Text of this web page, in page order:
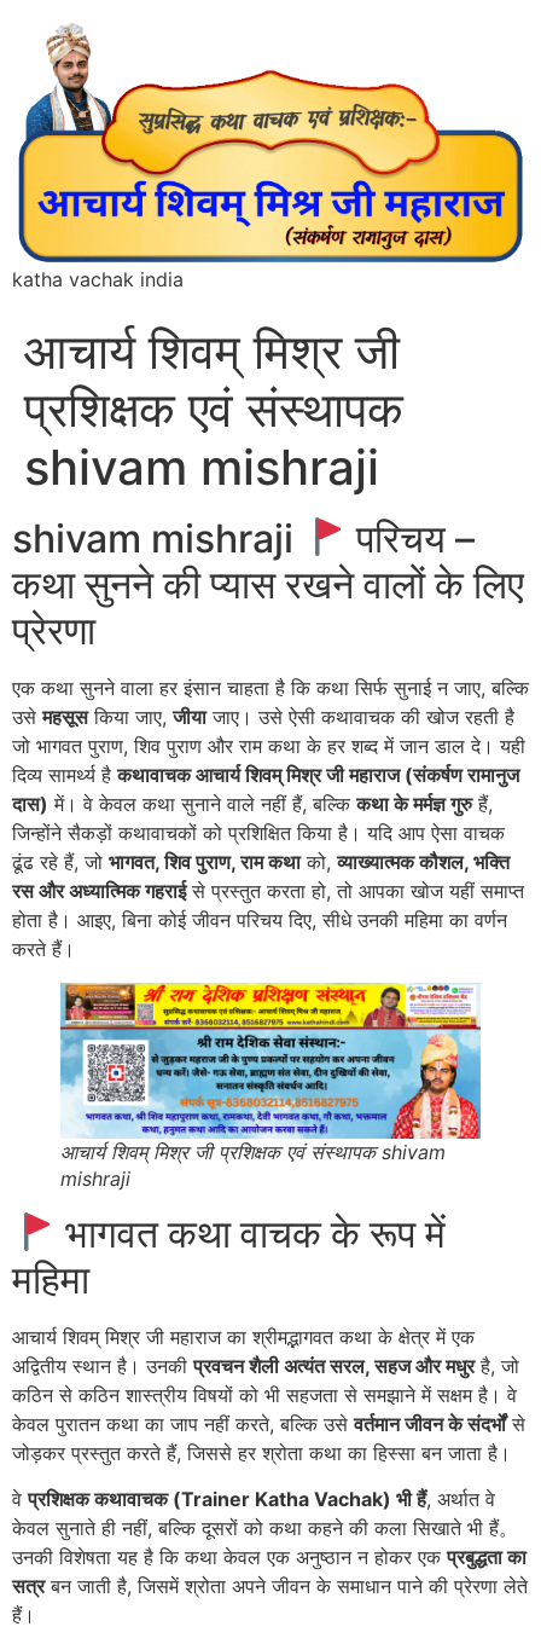
katha vachak india
आचार्य शिवम् मिश्र जी
प्रशिक्षक एवं संस्थापक
shivam mishraji
shivam mishraji
परिचय –
कथा सुनने की प्यास रखने वालों के लिए
प्रेरणा
एक कथा सुनने वाला हर इंसान चाहता है कि कथा सिर्फ सुनाई न जाए, बल्कि
उसेमहसूसकिया जाए,जीयाजाए। उसे ऐसी कथावाचक की खोज रहती है
जो भागवत पुराण, शिव पुराण और राम कथा के हर शब्द में जान डाल दे। यही
दिव्य सामर्थ्य हैकथावाचक आचार्य शिवम् मिश्र जी महाराज (संकर्षण रामानुज
दास) में। वे केवल कथा सुनाने वाले नहीं हैं, बल्किकथा के मर्मज्ञ गुरुहैं,
जिन्होंने सैकड़ों कथावाचकों को प्रशिक्षित किया है। यदि आप ऐसा वाचक
ढूंढ रहे हैं, जो भागवत, शिव पुराण, राम कथाको,व्याख्यात्मक कौशल, भक्ति
रस और अध्यात्मिक गहराईसे प्रस्तुत करता हो, तो आपका खोज यहीं समाप्त
होता है। आइए, बिना कोई जीवन परिचय दिए, सीधे उनकी महिमा का वर्णन
करते हैं।
आचार्य शिवम् मिश्र जी प्रशिक्षक एवं संस्थापक shivam
mishraji
भागवत कथा वाचक के रूप में
महिमा
आचार्य शिवम् मिश्र जी महाराज का श्रीमद्भागवत कथा के क्षेत्र में एक
अद्वितीय स्थान है। उनकीप्रवचन शैली अत्यंत सरल, सहज और मधुरहै, जो
कठिन से कठिन शास्त्रीय विषयों को भी सहजता से समझाने में सक्षम है। वे
केवल पुरातन कथा का जाप नहीं करते, बल्कि उसेवर्तमान जीवन के संदर्भोंसे
जोड़कर प्रस्तुत करते हैं, जिससे हर श्रोता कथा का हिस्सा बन जाता है ।
वेप्रशिक्षक कथावाचक (Trainer Katha Vachak) भी हैं, अर्थात वे
केवल सुनाते ही नहीं, बल्कि दूसरों को कथा कहने की कला सिखाते भी हैं。
उनकी विशेषता यह है कि कथा केवल एक अनुष्ठान न होकर एकप्रबुद्धता का
सत्रबन जाती है, जिसमें श्रोता अपने जीवन के समाधान पाने की प्रेरणा लेते
हैं।